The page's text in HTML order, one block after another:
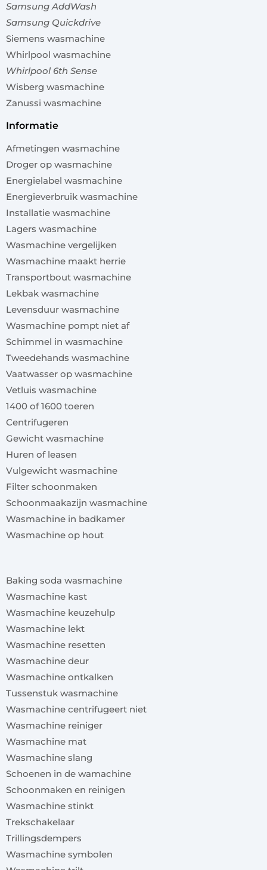
Samsung AddWash
Samsung Quickdrive
Siemens wasmachine
Whirlpool wasmachine
Whirlpool 6th Sense
Wisberg wasmachine
Zanussi wasmachine
informatie
Afmetingen wasmachine
Droger op wasmachine
Energielabel wasmachine
Energieverbruik wasmachine
Installatie wasmachine
Lagers wasmachine
Wasmachine vergelijken
Wasmachine maakt herrie
Transportbout wasmachine
Lekbak wasmachine
Levensduur wasmachine
Wasmachine pompt niet af
Schimmel in wasmachine
Tweedehands wasmachine
Vaatwasser op wasmachine
Vetluis wasmachine
1400 of 1600 toeren
Centrifugeren
Gewicht wasmachine
Huren of leasen
Vulgewicht wasmachine
Filter schoonmaken
Schoonmaakazijn wasmachine
Wasmachine in badkamer
Wasmachine op hout
Baking soda wasmachine
Wasmachine kast
Wasmachine keuzehulp
Wasmachine lekt
Wasmachine resetten
Wasmachine deur
Wasmachine ontkalken
Tussenstuk wasmachine
Wasmachine centrifugeert niet
Wasmachine reiniger
Wasmachine mat
Wasmachine slang
Schoenen in de wamachine
Schoonmaken en reinigen
Wasmachine stinkt
Trekschakelaar
Trillingsdempers
Wasmachine symbolen